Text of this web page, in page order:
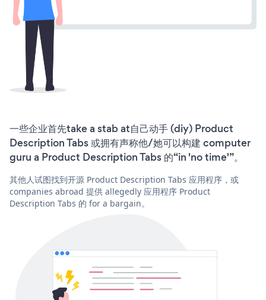
一些企业首先take a stab at自己动手 (diy) Product
Description Tabs 或拥有声称他/她可以构建 computer
guru a Product Description Tabs 的“in 'no time'”。
其他人试图找到开源 Product Description Tabs 应用程序，或
companies abroad 提供 allegedly 应用程序 Product
Description Tabs 的 for a bargain。